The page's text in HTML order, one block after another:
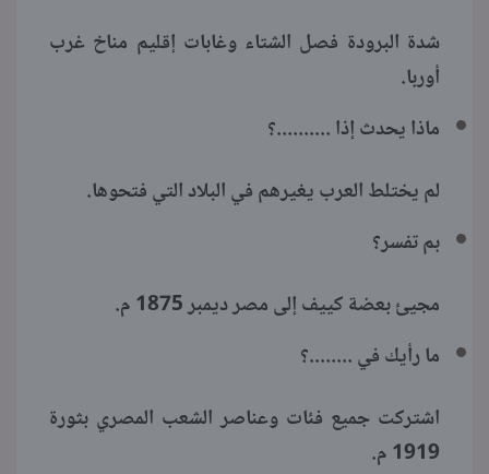
شدة البرودة فصل الشتاء وغابات إقليم مناخ غرب
أوربا.
ماذا يحدث إذا ..........؟
لم يختلط العرب يغيرهم في البلاد التي فتحوها.
بم تفسر؟
مجيئ بعضة كييف إلى مصر ديمبر 1875 م.
ما رأيك في ........؟
اشتركت جميع فئات وعناصر الشعب المصري بثورة
1919 م.